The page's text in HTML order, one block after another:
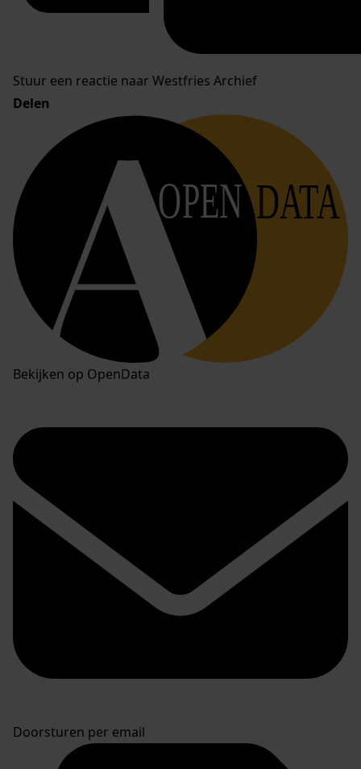
Stuur een reactie naar Westfries Archief
Delen
OPEN DATA
Bekijken op OpenData
Doorsturen per email